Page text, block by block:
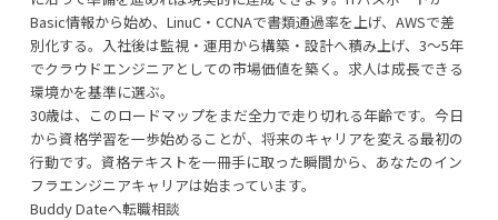
Basic情報から始め、LinuC・CCNAで書類通過率を上げ、AWSで差
別化する。入社後は監視・運用から構築・設計へ積み上げ、3〜5年
でクラウドエンジニアとしての市場価値を築く。求人は成長できる
環境かを基準に選ぶ。
30歳は、このロードマップをまだ全力で走り切れる年齢です。今日
から資格学習を一歩始めることが、将来のキャリアを変える最初の
行動です。資格テキストを一冊手に取った瞬間から、あなたのイン
フラエンジニアキャリアは始まっています。
Buddy Dateへ転職相談